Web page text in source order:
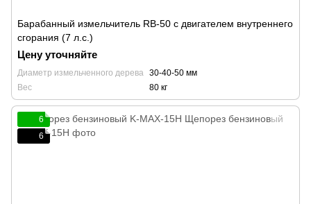
Барабанный измельчитель RB-50 с двигателем внутреннего
сгорания (7 л.с.)
Цену уточняйте
Диаметр измельченного дерева 30-40-50 мм
Вес
80 кг
6
6